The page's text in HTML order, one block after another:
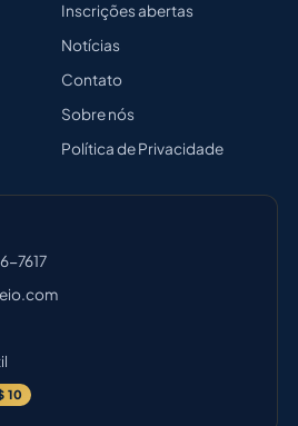
Inscrições abertas
Notícias
Contato
Sobre nós
Política de Privacidade
7617
10